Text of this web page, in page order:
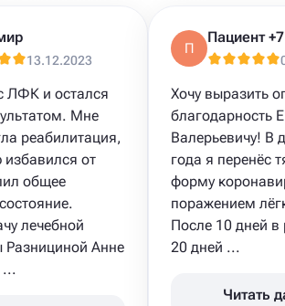
13.12.2023
ЛФК и остался
Мне
реабилитация,
избавился от
общее
лечебной
Разнициной Анне
...
П
Хочу выразить
благодарность
Валерьевичу! В
года я перенёс
форму
поражением
После 10 дней
20 дней ...
Читать